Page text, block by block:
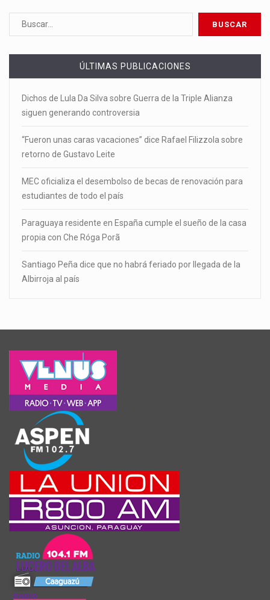
ÚLTIMAS PUBLICACIONES
Dichos de Lula Da Silva sobre Guerra de la Triple Alianza
siguen generando controversia
“Fueron unas caras vacaciones” dice Rafael Filizzola sobre
retorno de Gustavo Leite
MEC oficializa el desembolso de becas de renovación para
estudiantes de todo el país
Paraguaya residente en España cumple el sueño de la casa
propia con Che Róga Porã
Santiago Peña dice que no habrá feriado por llegada de la
Albirroja al país